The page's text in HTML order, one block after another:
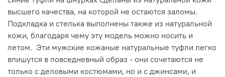
высшего качества, на которой не остаются заломы.
Подкладка и стелька выполнены также из натуральной
кожи, благодаря чему эту модель можно носить и
летом. Эти мужские кожаные натуральные туфли легко
впишутся в повседневный образ - они сочетаются не
только с деловыми костюмами, но и с джинсами, и